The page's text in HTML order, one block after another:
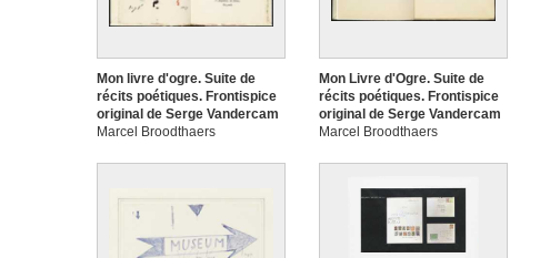
Mon livre d'ogre. Suite de
récits poétiques. Frontispice
original de Serge Vandercam
Marcel Broodthaers
Mon Livre d'Ogre. Suite de
récits poétiques. Frontispice
original de Serge Vandercam
Marcel Broodthaers